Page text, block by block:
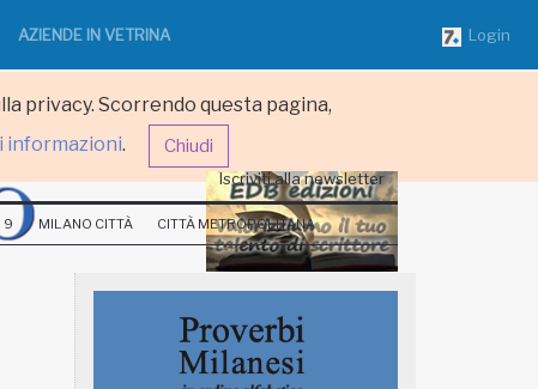
privacy. Scorrendo questa pagina,
informazioni. Chiudi
AZIENDE IN VETRINA Login
Iscriviti alla newsletter
9 MILANO CITTÀ CITTÀ METROPOLITANA